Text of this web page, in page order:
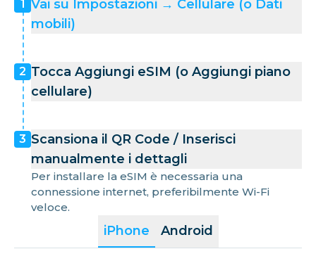
iPhone Android
1 Vai su Impostazioni → Cellulare (o Dati
mobili)
2 Tocca Aggiungi eSIM (o Aggiungi piano
cellulare)
3 Scansiona il QR Code / Inserisci
manualmente i dettagli
Per installare la eSIM è necessaria una
connessione internet, preferibilmente Wi-Fi
veloce.